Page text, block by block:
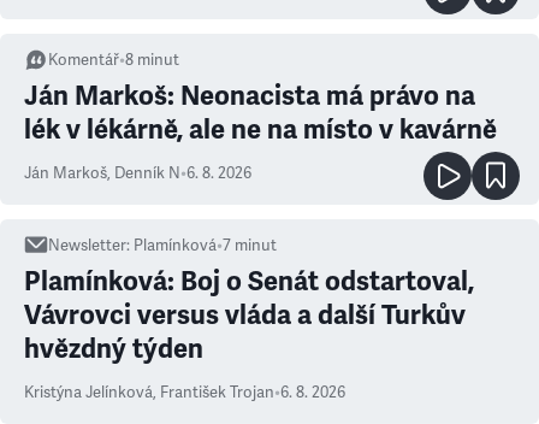
Komentář•8 minut
Ján Markoš: Neonacista má právo na
lék v lékárně, ale ne na místo v kavárně
Ján Markoš, Denník N•6. 8. 2026
Newsletter: Plamínková•7 minut
Plamínková: Boj o Senát odstartoval,
Vávrovci versus vláda a další Turkův
hvězdný týden
Kristýna Jelínková, František Trojan•6. 8. 2026